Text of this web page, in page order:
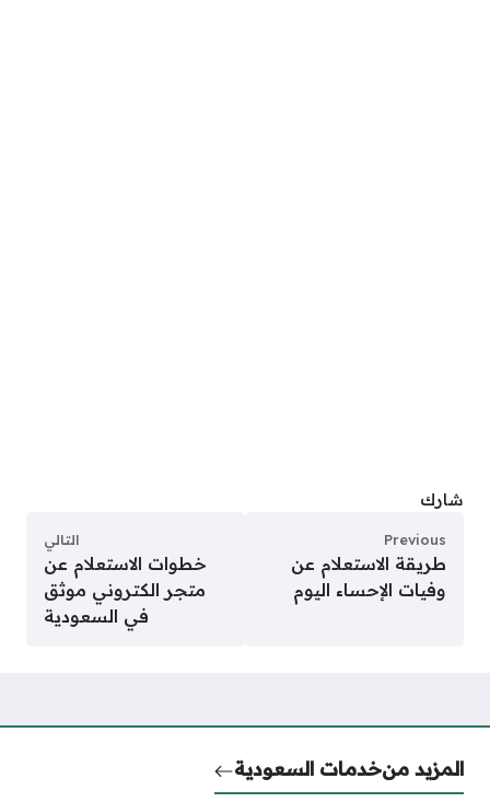
شارك
Previous
طريقة الاستعلام عن
وفيات الإحساء اليوم
التالي
خطوات الاستعلام عن
متجر الكتروني موثق
في السعودية
المزيد منخدمات السعودية